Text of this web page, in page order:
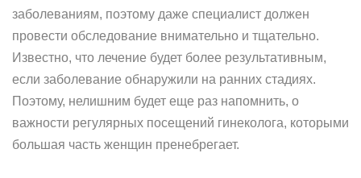
заболеваниям, поэтому даже специалист должен
провести обследование внимательно и тщательно.
Известно, что лечение будет более результативным,
если заболевание обнаружили на ранних стадиях.
Поэтому, нелишним будет еще раз напомнить, о
важности регулярных посещений гинеколога, которыми
большая часть женщин пренебрегает.